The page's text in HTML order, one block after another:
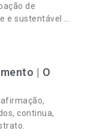
de
e sustentável e,
| O
continua,